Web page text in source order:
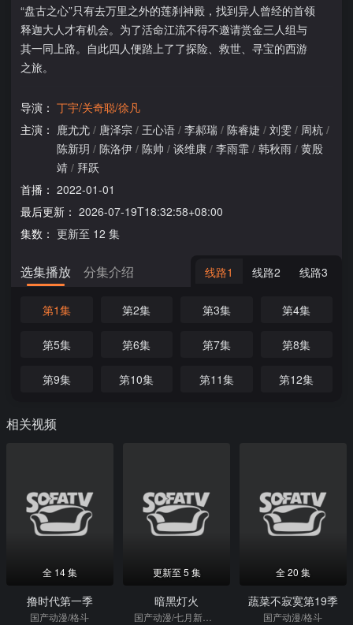
“盘古之心”只有去万里之外的莲刹神殿，找到异人曾经的首领
释迦大人才有机会。为了活命江流不得不邀请赏金三人组与
其一同上路。自此四人便踏上了了探险、救世、寻宝的西游
之旅。
导演： 丁宇/关奇聪/徐凡
主演： 鹿尤尤 / 唐泽宗 / 王心语 / 李郝瑞 / 陈睿婕 / 刘雯 / 周杭 /
陈新玥 / 陈洛伊 / 陈帅 / 谈维康 / 李雨霏 / 韩秋雨 / 黄殷
靖 / 拜跃
首播： 2022-01-01
最后更新： 2026-07-19T18:32:58+08:00
集数： 更新至 12 集
选集播放 分集介绍 线路1 线路2 线路3
第1集 第2集 第3集 第4集
第5集 第6集 第7集 第8集
第9集 第10集 第11集 第12集
相关视频
全 14 集
撸时代第一季
国产动漫/格斗
更新至 5 集
暗黑灯火
国产动漫/七月新番/热血/日本动漫
全 20 集
蔬菜不寂寞第19季
国产动漫/格斗